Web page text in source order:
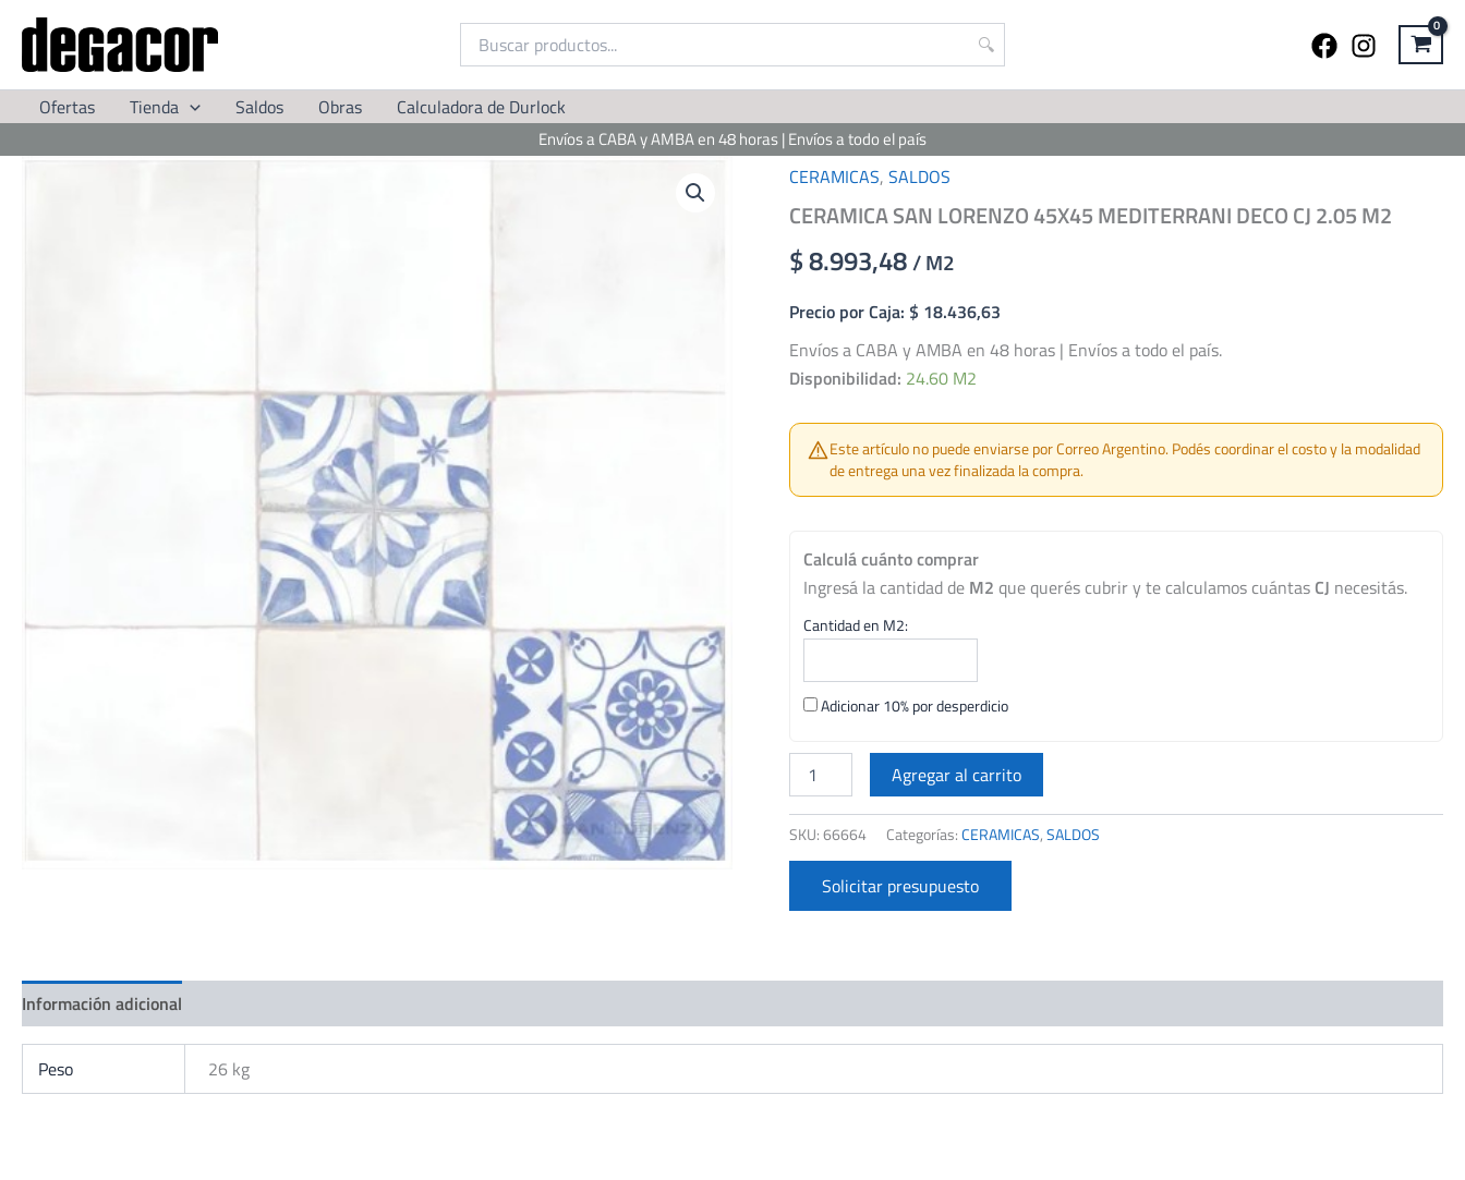
contenido
Ofertas
Tienda Saldos Obras Calculadora de Durlock
Envíos a CABA y AMBA en 48 horas | Envíos a todo el país
CERAMICAS,SALDOS
CERAMICA SAN LORENZO 45X45 MEDITERRANI DECO CJ 2.05 M2
$ 8.993,48/ M2
Precio por Caja: $ 18.436,63
Envíos a CABA y AMBA en 48 horas | Envíos a todo el país.
Disponibilidad: 24.60 M2
Este artículo no puede enviarse por Correo Argentino. Podés coordinar el costo y la modalidad
de entrega una vez finalizada la compra.
Calculá cuánto comprar
Ingresá la cantidad de M2 que querés cubrir y te calculamos cuántas CJ necesitás.
Cantidad en M2:
Adicionar 10% por desperdicio
CERAMICA
SAN
LORENZO
45X45
MEDITERRANI
DECO
Agregar al carrito
SKU:66664 Categorías:CERAMICAS,SALDOS
Solicitar presupuesto
Información adicional
Peso 26 kg